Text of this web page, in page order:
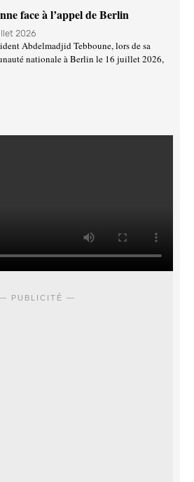
face à l’appel de Berlin
2026
Abdelmadjid Tebboune, lors de sa
nationale à Berlin le 16 juillet 2026,
PUBLICITÉ —